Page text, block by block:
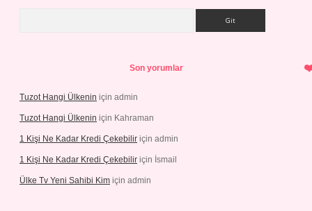
Son yorumlar
Tuzot Hangi Ülkenin için admin
Tuzot Hangi Ülkenin için Kahraman
1 Kişi Ne Kadar Kredi Çekebilir için admin
1 Kişi Ne Kadar Kredi Çekebilir için İsmail
Ülke Tv Yeni Sahibi Kim için admin